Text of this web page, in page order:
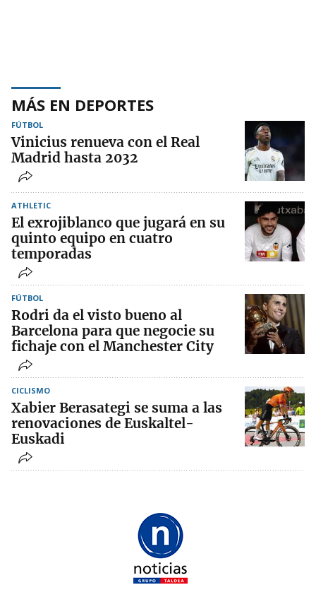
MÁS EN DEPORTES
FÚTBOL
Vinicius renueva con el Real
Madrid hasta 2032
ATHLETIC
El exrojiblanco que jugará en su
quinto equipo en cuatro
temporadas
FÚTBOL
Rodri da el visto bueno al
Barcelona para que negocie su
fichaje con el Manchester City
CICLISMO
Xabier Berasategi se suma a las
renovaciones de Euskaltel-
Euskadi